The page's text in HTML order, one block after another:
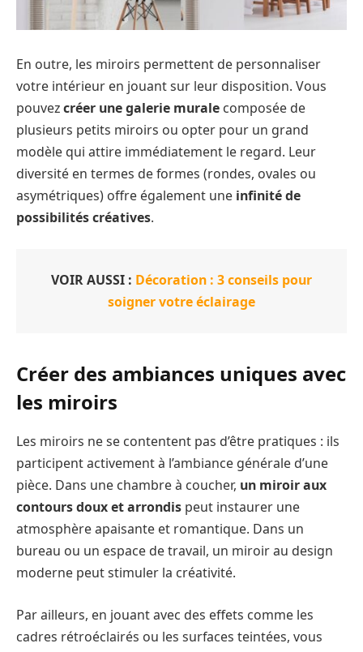
En outre, les miroirs permettent de personnaliser
votre intérieur en jouant sur leur disposition. Vous
pouvezcréer une galerie murale composée de
plusieurs petits miroirs ou opter pour un grand
modèle qui attire immédiatement le regard. Leur
diversité en termes de formes (rondes, ovales ou
asymétriques) offre également une infinité de
possibilités créatives.
VOIR AUSSI : Décoration : 3 conseils pour
soigner votre éclairage
Créer des ambiances uniques avec
les miroirs
Les miroirs ne se contentent pas d’être pratiques : ils
participent activement à l’ambiance générale d’une
pièce. Dans une chambre à coucher, un miroir aux
contours doux et arrondis peut instaurer une
atmosphère apaisante et romantique. Dans un
bureau ou un espace de travail, un miroir au design
moderne peut stimuler la créativité.
Par ailleurs, en jouant avec des effets comme les
cadres rétroéclairés ou les surfaces teintées, vous